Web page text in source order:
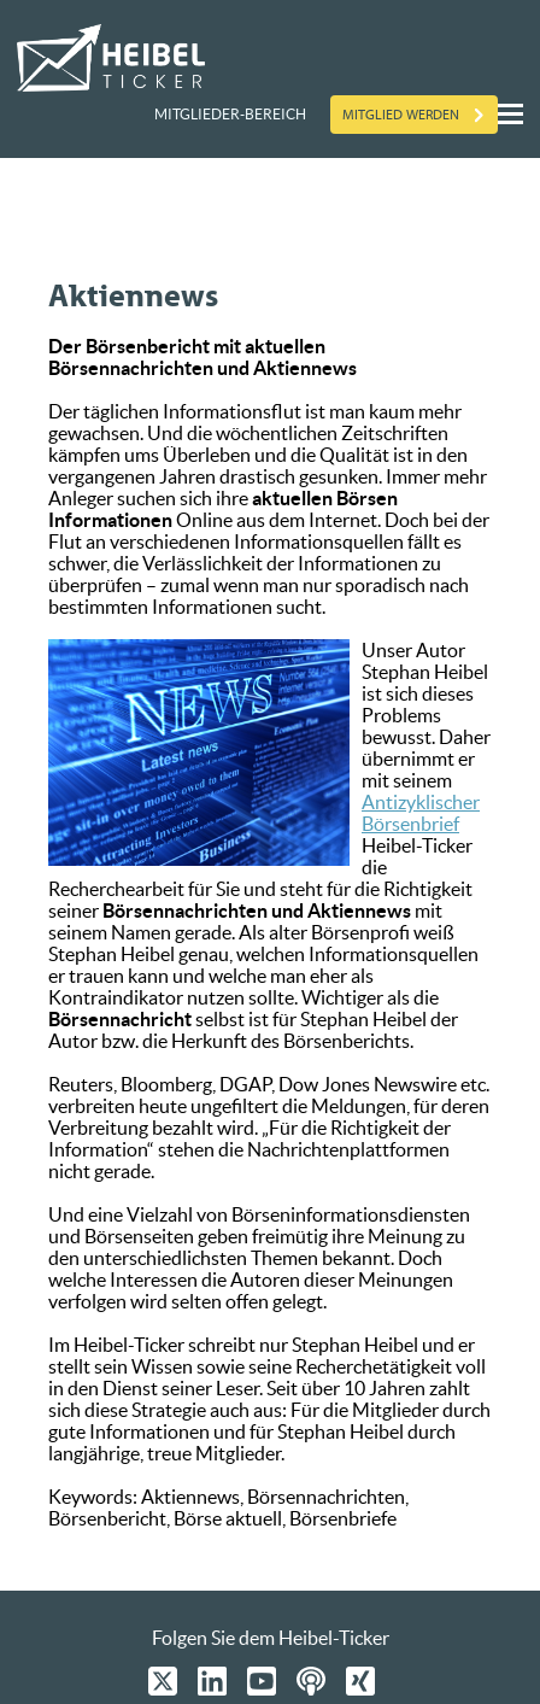
MITGLIEDER-BEREICH MITGLIED WERDEN
Aktiennews
Der Börsenbericht mit aktuellen
Börsennachrichten und Aktiennews
Der täglichen Informationsflut ist man kaum mehr
gewachsen. Und die wöchentlichen Zeitschriften
kämpfen ums Überleben und die Qualität ist in den
vergangenen Jahren drastisch gesunken. Immer mehr
Anleger suchen sich ihreaktuellen Börsen
InformationenOnline aus dem Internet. Doch bei der
Flut an verschiedenen Informationsquellen fällt es
schwer, die Verlässlichkeit der Informationen zu
überprüfen – zumal wenn man nur sporadisch nach
bestimmten Informationen sucht.
Unser Autor
Stephan Heibel
ist sich dieses
Problems
bewusst. Daher
übernimmt er
mit seinem
Antizyklischer
Börsenbrief
Heibel-Ticker
die
Recherchearbeit für Sie und steht für die Richtigkeit
seiner Börsennachrichten und Aktiennews mit
seinem Namen gerade. Als alter Börsenprofi weiß
Stephan Heibel genau, welchen Informationsquellen
er trauen kann und welche man eher als
Kontraindikator nutzen sollte. Wichtiger als die
Börsennachrichtselbst ist für Stephan Heibel der
Autor bzw. die Herkunft des Börsenberichts.
Reuters, Bloomberg, DGAP, Dow Jones Newswire etc.
verbreiten heute ungefiltert die Meldungen, für deren
Verbreitung bezahlt wird. „Für die Richtigkeit der
Information“ stehen die Nachrichtenplattformen
nicht gerade.
Und eine Vielzahl von Börseninformationsdiensten
und Börsenseiten geben freimütig ihre Meinung zu
den unterschiedlichsten Themen bekannt. Doch
welche Interessen die Autoren dieser Meinungen
verfolgen wird selten offen gelegt.
Im Heibel-Ticker schreibt nur Stephan Heibel und er
stellt sein Wissen sowie seine Recherchetätigkeit voll
in den Dienst seiner Leser. Seit über 10 Jahren zahlt
sich diese Strategie auch aus: Für die Mitglieder durch
gute Informationen und für Stephan Heibel durch
langjährige, treue Mitglieder.
Keywords: Aktiennews, Börsennachrichten,
Börsenbericht, Börse aktuell, Börsenbriefe
Folgen Sie dem Heibel-Ticker